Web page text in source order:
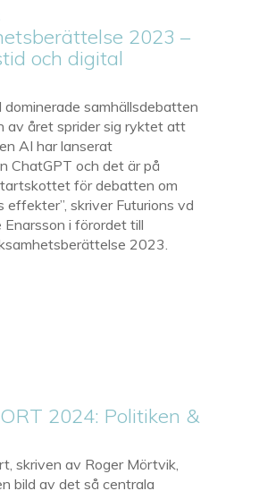
2023 –
och digital
dominerade samhällsdebatten
av året sprider sig ryktet att
AI har lanserat
ChatGPT och det är på
för debatten om
effekter”, skriver Futurions vd
i förordet till
2023.
2024: Politiken &
skriven av Roger Mörtvik,
bild av det så centrala